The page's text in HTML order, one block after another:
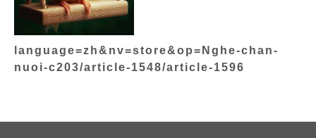
language=zh&nv=store&op=Nghe-chan-
nuoi-c203/article-1548/article-1596